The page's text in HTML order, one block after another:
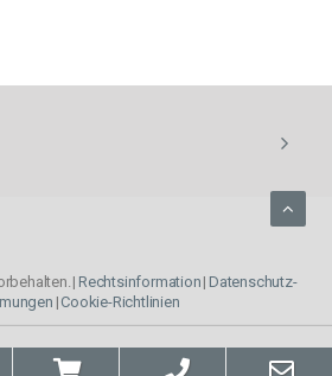
| Rechtsinformation | Datenschutz-
| Cookie-Richtlinien